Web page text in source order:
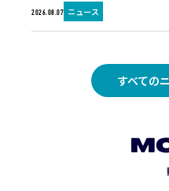
2026.08.07 ニュース
すべての